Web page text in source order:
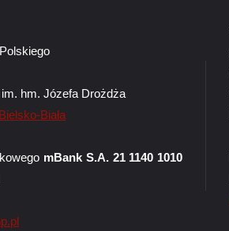
hm. Józefa Drożdża
Biała
mBank S.A. 21 1140 1010